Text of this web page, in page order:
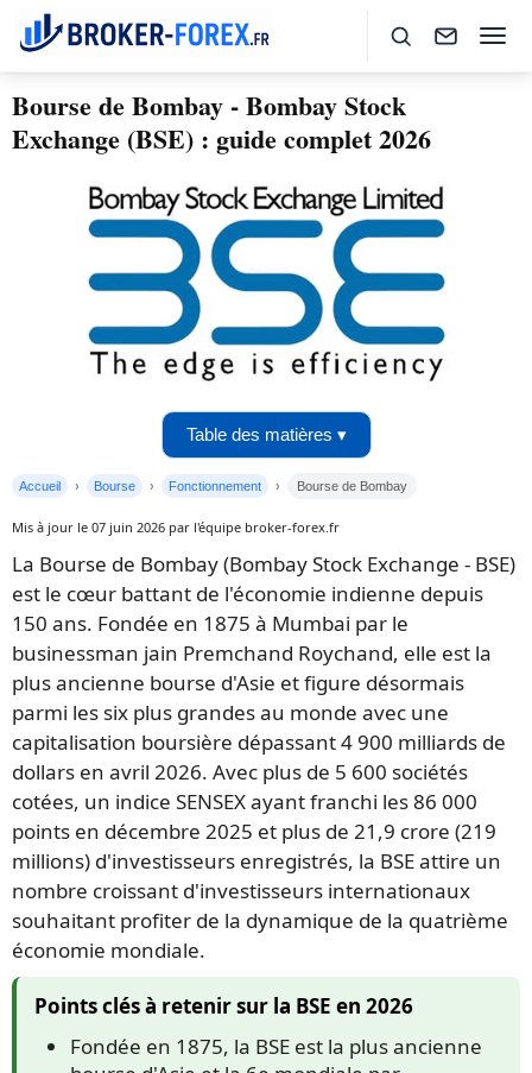
Bourse de Bombay - Bombay Stock
Exchange (BSE) : guide complet 2026
Table des matières ▾
Accueil Bourse Fonctionnement Bourse de Bombay
Mis à jour le 07 juin 2026 par l'équipe broker-forex.fr
La Bourse de Bombay (Bombay Stock Exchange - BSE)
est le cœur battant de l'économie indienne depuis
150 ans. Fondée en 1875 à Mumbai par le
businessman jain Premchand Roychand, elle est la
plus ancienne bourse d'Asie et figure désormais
parmi les six plus grandes au monde avec une
capitalisation boursière dépassant 4 900 milliards de
dollars en avril 2026. Avec plus de 5 600 sociétés
cotées, un indice SENSEX ayant franchi les 86 000
points en décembre 2025 et plus de 21,9 crore (219
millions) d'investisseurs enregistrés, la BSE attire un
nombre croissant d'investisseurs internationaux
souhaitant profiter de la dynamique de la quatrième
économie mondiale.
Points clés à retenir sur la BSE en 2026
Fondée en 1875, la BSE est la plus ancienne